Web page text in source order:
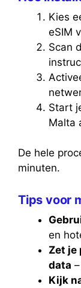
Kies
eSIM
Scan
Start
Malta
De hele
minuten.
Tips voor
en
Zet je
data
Kijk